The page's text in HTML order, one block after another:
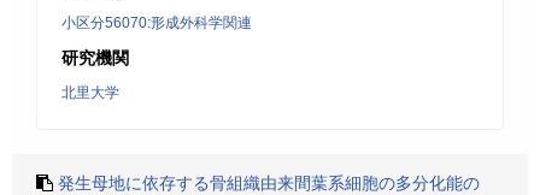
小区分56070:形成外科学関連
研究機関
北里大学
発生母地に依存する骨組織由来間葉系細胞の多分化能の